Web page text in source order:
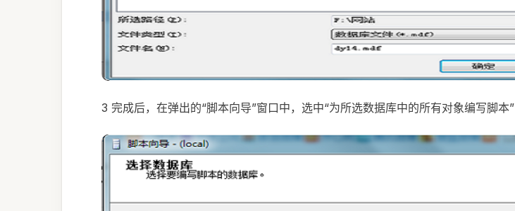
3 完成后，在弹出的“脚本向导”窗口中，选中“为所选数据库中的所有对象编写脚本”